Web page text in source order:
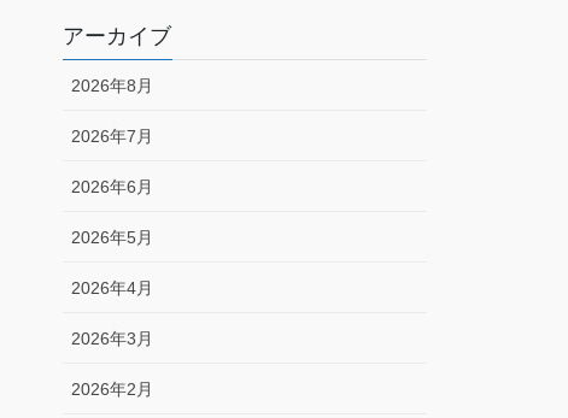
アーカイブ
2026年8月
2026年7月
2026年6月
2026年5月
2026年4月
2026年3月
2026年2月